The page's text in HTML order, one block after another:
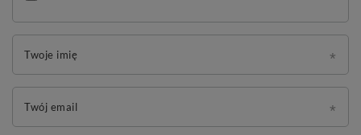
Twoje imię
Twój email